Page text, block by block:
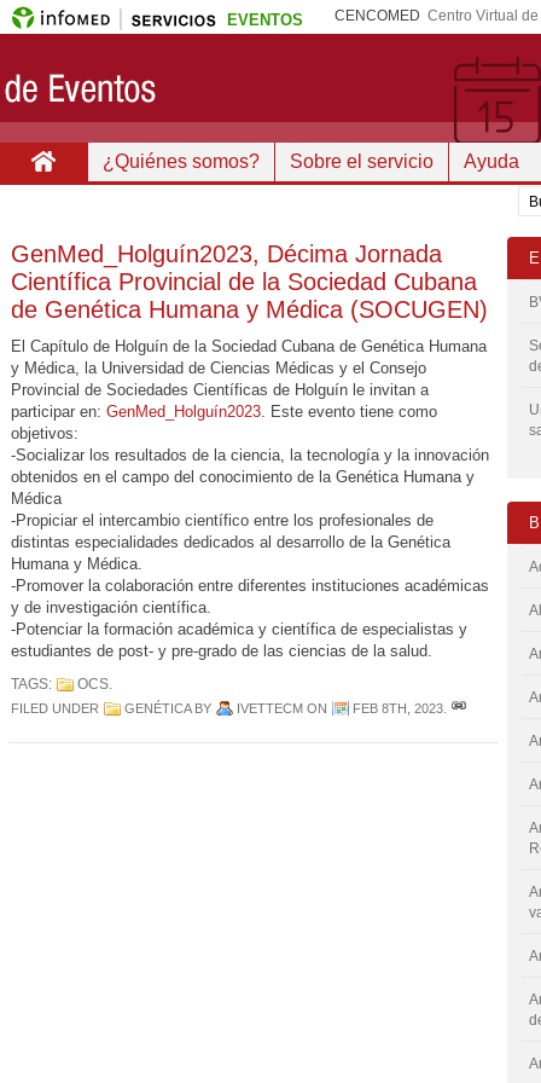
EVENTOS CENCOMED Centro Virtual
¿Quiénes somos? Sobre el servicio Ayuda
GenMed_Holguín2023, Décima Jornada
Científica Provincial de la Sociedad Cubana
de Genética Humana y Médica (SOCUGEN)
El Capítulo de Holguín de la Sociedad Cubana de Genética Humana
y Médica, la Universidad de Ciencias Médicas y el Consejo
Provincial de Sociedades Científicas de Holguín le invitan a
participar en: GenMed_Holguín2023. Este evento tiene como
objetivos:
-Socializar los resultados de la ciencia, la tecnología y la innovación
obtenidos en el campo del conocimiento de la Genética Humana y
Médica
-Propiciar el intercambio científico entre los profesionales de
distintas especialidades dedicados al desarrollo de la Genética
Humana y Médica.
-Promover la colaboración entre diferentes instituciones académicas
y de investigación científica.
-Potenciar la formación académica y científica de especialistas y
estudiantes de post- y pre-grado de las ciencias de la salud.
TAGS: OCS.
FILED UNDER GENÉTICABY IVETTECM ON FEB 8TH, 2023